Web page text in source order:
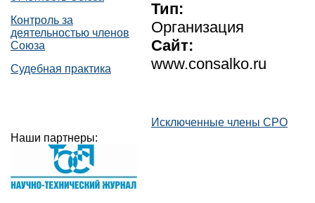
Контроль за
деятельностью членов
Союза
Судебная практика
Наши партнеры:
Тип:
Организация
Сайт:
www.consalko.ru
Исключенные члены СРО